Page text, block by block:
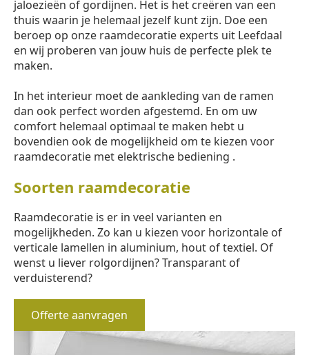
jaloezieën of gordijnen. Het is het creëren van een
thuis waarin je helemaal jezelf kunt zijn. Doe een
beroep op onze raamdecoratie experts uit Leefdaal
en wij proberen van jouw huis de perfecte plek te
maken.
In het interieur moet de aankleding van de ramen
dan ook perfect worden afgestemd. En om uw
comfort helemaal optimaal te maken hebt u
bovendien ook de mogelijkheid om te kiezen voor
raamdecoratie met elektrische bediening .
Soorten raamdecoratie
Raamdecoratie is er in veel varianten en
mogelijkheden. Zo kan u kiezen voor horizontale of
verticale lamellen in aluminium, hout of textiel. Of
wenst u liever rolgordijnen? Transparant of
verduisterend?
Offerte aanvragen